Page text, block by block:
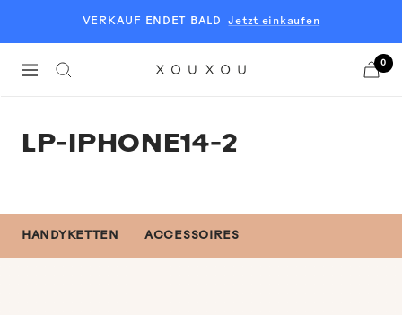
Inhalt
VERKAUF ENDET BALD Jetzt einkaufen
Navigation
XOUXOU
0
LP-IPHONE14-2
HANDYKETTEN ACCESSOIRES